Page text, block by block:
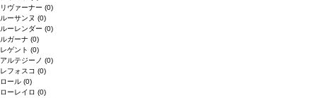
リヴァーナー (0)
ルーサンヌ (0)
ルーレンダー (0)
ルガーナ (0)
レゲント (0)
アルテジーノ (0)
レフォスコ (0)
ロール (0)
ローレイロ (0)